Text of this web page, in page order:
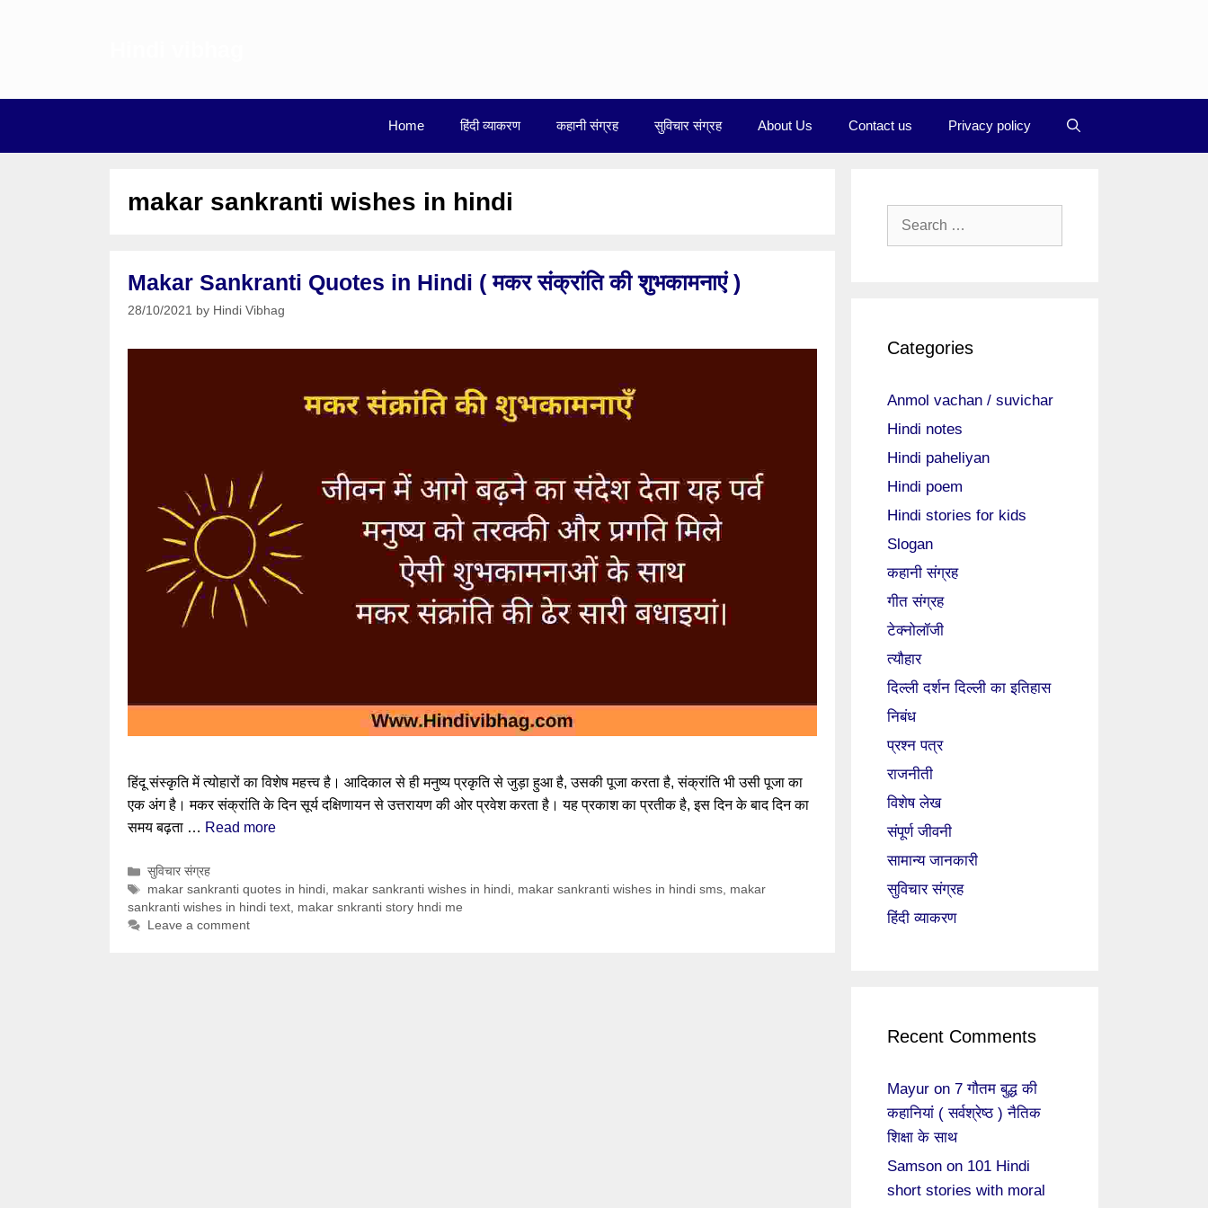
Home हिंदी व्याकरण कहानी संग्रह सुविचार संग्रह About Us Contact us Privacy policy
makar sankranti wishes in hindi
Makar Sankranti Quotes in Hindi ( मकर संक्रांति की शुभकामनाएं )
28/10/2021 by Hindi Vibhag
हिंदू संस्कृति में त्योहारों का विशेष महत्त्व है। आदिकाल से ही मनुष्य प्रकृति से जुड़ा हुआ है, उसकी पूजा करता है, संक्रांति भी उसी पूजा का
एक अंग है। मकर संक्रांति के दिन सूर्य दक्षिणायन से उत्तरायण की ओर प्रवेश करता है। यह प्रकाश का प्रतीक है, इस दिन के बाद दिन का
समय बढ़ता … Read more
Categories
सुविचार संग्रह
Tags
makar sankranti quotes in hindi, makar sankranti wishes in hindi, makar sankranti wishes in hindi sms, makar
sankranti wishes in hindi text, makar snkranti story hndi me
Leave a comment
Search
Categories
Anmol vachan / suvichar
Hindi notes
Hindi paheliyan
Hindi poem
Hindi stories for kids
Slogan
कहानी संग्रह
गीत संग्रह
टेक्नोलॉजी
त्यौहार
दिल्ली दर्शन दिल्ली का इतिहास
निबंध
प्रश्न पत्र
राजनीती
विशेष लेख
संपूर्ण जीवनी
सामान्य जानकारी
सुविचार संग्रह
हिंदी व्याकरण
Recent Comments
Mayur on 7 गौतम बुद्ध की
कहानियां ( सर्वश्रेष्ठ ) नैतिक
शिक्षा के साथ
Samson on 101 Hindi
short stories with moral